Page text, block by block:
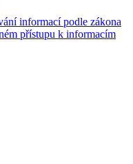
informací podle zákona
přístupu k informacím